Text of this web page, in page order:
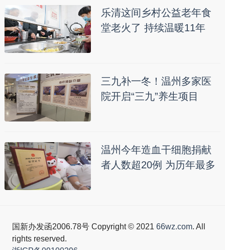
乐清这间乡村公益老年食
堂老火了 持续温暖11年
三九补一冬！温州多家医
院开启“三九”养生项目
温州今年造血干细胞捐献
者人数超20例 为历年最多
国新办发函2006.78号 Copyright © 2021 66wz.com. All
rights reserved.